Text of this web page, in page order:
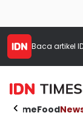
Baca artikel
HomeFood